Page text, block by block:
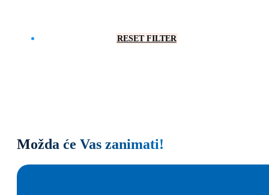
RESET FILTER
Možda će Vas zanimati!